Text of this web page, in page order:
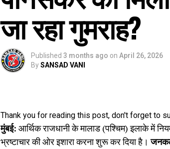
जा रहा गुमराह?
Published 3 months ago on April 26, 2026
BySANSAD VANI
Thank you for reading this post, don't forget to
मुंबई: आर्थिक राजधानी के मालाड (पश्चिम) इलाके में
भ्रष्टाचार की ओर इशारा करना शुरू कर दिया है।